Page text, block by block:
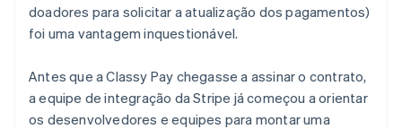
doadores para solicitar a atualização dos pagamentos)
foi uma vantagem inquestionável.
Antes que a Classy Pay chegasse a assinar o contrato,
a equipe de integração da Stripe já começou a orientar
os desenvolvedores e equipes para montar uma